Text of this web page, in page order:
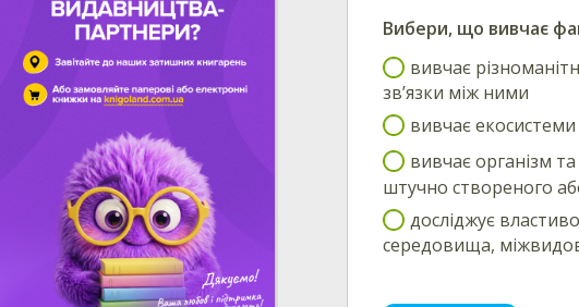
Вибери, що вивчає
вивчає
зв’язки між ними
вивчає екосистеми
вивчає організм
штучно створеного
досліджує
середовища,